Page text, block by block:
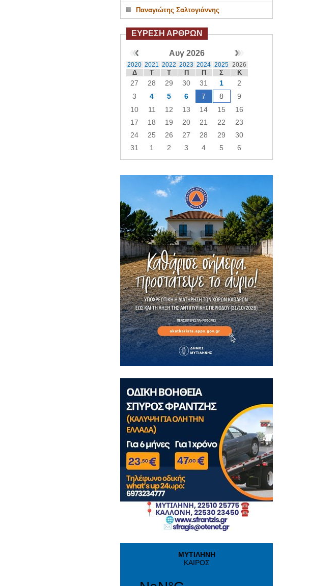
Παναγιώτης Σαλτογιάννης
ΕΥΡΕΣΗ ΑΡΘΡΩΝ
Αυγ 2026
2020 2021 2022 2023 2024 2025 2026
Δ Τ Τ Π Π Σ Κ
27 28 29 30 31 1
2
3
4 5 6 7 8
9
10
11 12 13 14 15
16
17
18 19 20 21 22
23
24
25 26 27 28 29
30
31
1 2 3 4 5 6